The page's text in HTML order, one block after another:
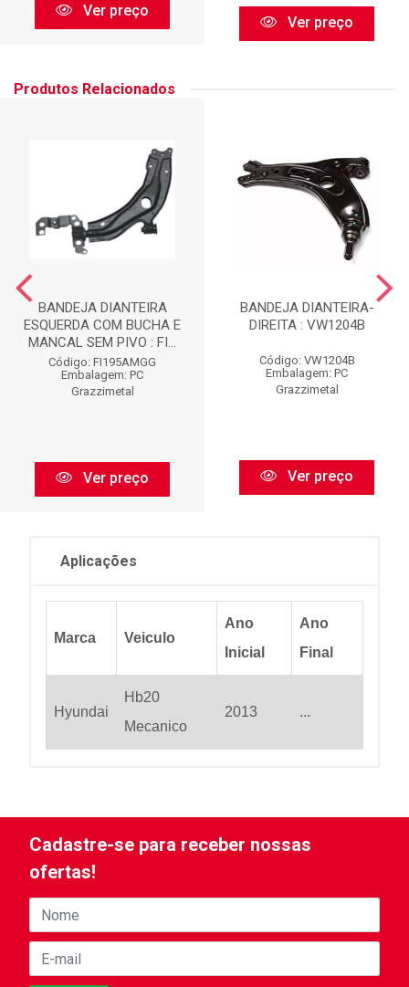
Ver preço
Ver preço
Produtos Relacionados
BANDEJA DIANTEIRA
ESQUERDA COM BUCHA E
MANCAL SEM PIVO : FI...
Código: FI195AMGG
Embalagem: PC
Grazzimetal
Ver preço
BANDEJA DIANTEIRA-
DIREITA : VW1204B
Código: VW1204B
Embalagem: PC
Grazzimetal
Ver preço
Aplicações
Marca Veiculo
Ano
Inicial
Ano
Final
Hyundai
Hb20
Mecanico
2013 ...
Cadastre-se para receber nossas
ofertas!